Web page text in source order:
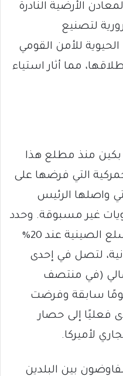
الأرضية النادرة
لتصنيع
الحيوية للأمن القومي
مما أثار استياء
بكين منذ مطلع هذا
التي فرضها على
واصلها الرئيس
غير مسبوقة. وحدد
التعريفات الجمركية على السلع الصينية عند 20%
لتصل في إحدى
إجمالي (في منتصف
سابقة وفرضت
فعليًا إلى حصار
لأميركا.
نجح المفاوضون بين البلدين